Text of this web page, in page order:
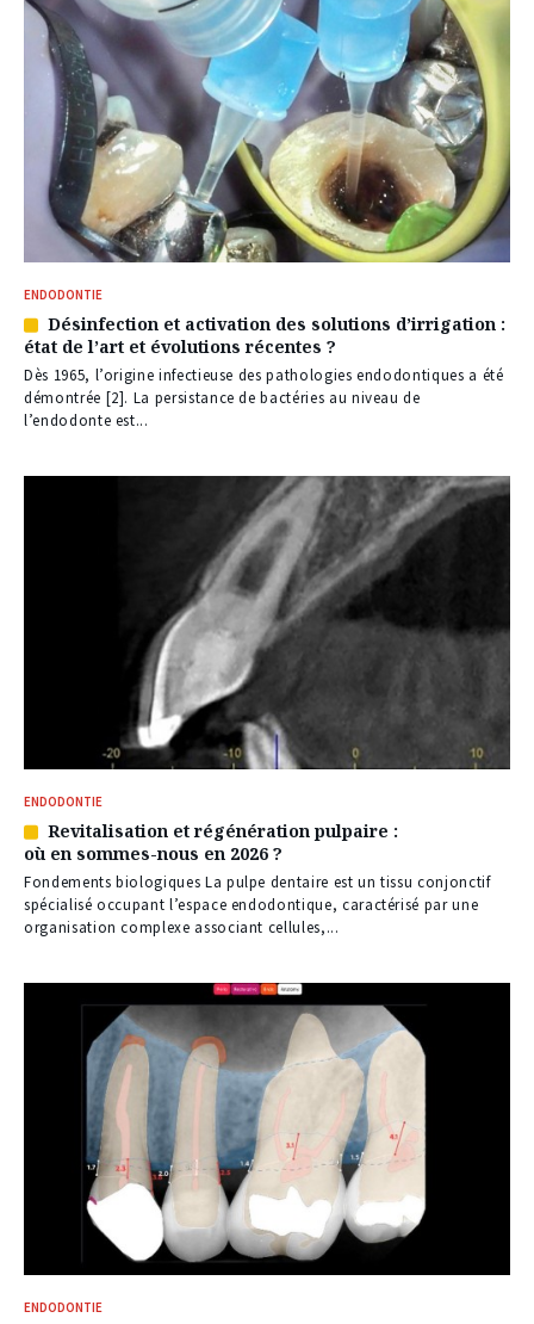
ENDODONTIE
Article
réservé
à
nos
abonnés
Désinfection et activation des solutions d’irrigation :
état de l’art et évolutions récentes ?
Dès 1965, l’origine infectieuse des pathologies endodontiques a été
démontrée [2]. La persistance de bactéries au niveau de
l’endodonte est...
ENDODONTIE
Article
réservé
à
nos
abonnés
Revitalisation et régénération pulpaire :
où en sommes-nous en 2026 ?
Fondements biologiques La pulpe dentaire est un tissu conjonctif
spécialisé occupant l’espace endodontique, caractérisé par une
organisation complexe associant cellules,...
ENDODONTIE